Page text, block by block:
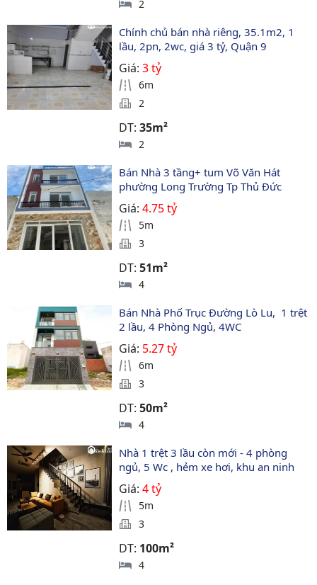
2
Chính chủ bán nhà riêng, 35.1m2, 1
lầu, 2pn, 2wc, giá 3 tỷ, Quận 9
Giá:3 tỷ
6m
2
DT:35m²
2
Bán Nhà 3 tầng+ tum Võ Văn Hát
phường Long Trường Tp Thủ Đức
Giá:4.75 tỷ
5m
3
DT:51m²
4
Bán Nhà Phố Trục Đường Lò Lu,  1 trệt
2 lầu, 4 Phòng Ngủ, 4WC
Giá: 5.27 tỷ
6m
3
DT:50m²
4
Nhà 1 trệt 3 lầu còn mới - 4 phòng
ngủ, 5 Wc , hẻm xe hơi, khu an ninh
Giá:4 tỷ
5m
3
DT: 100m²
4